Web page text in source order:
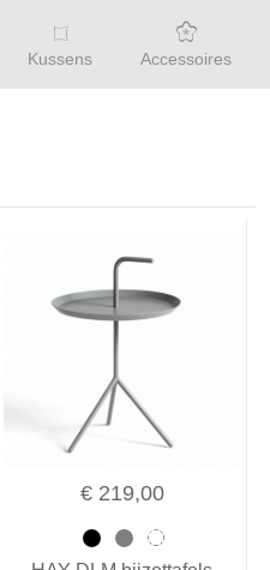
Kussens Accessoires
€ 219,00